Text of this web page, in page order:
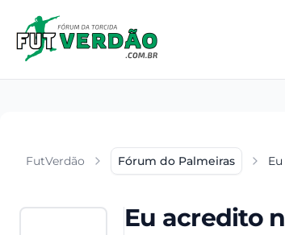
FutVerdão Fórum do Palmeiras
Eu acredito